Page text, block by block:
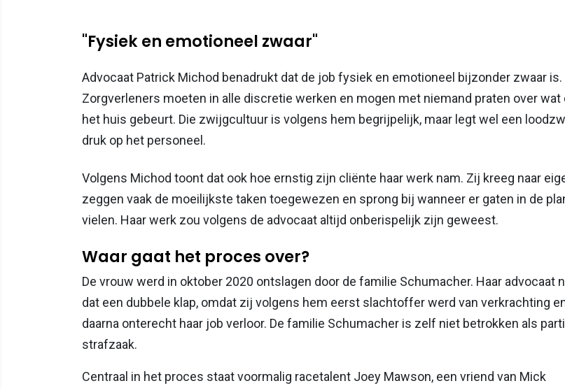
"Fysiek en emotioneel zwaar"
Advocaat Patrick Michod benadrukt dat de job fysiek en emotioneel bijzonder zwaar is.
Zorgverleners moeten in alle discretie werken en mogen met niemand praten over wat
het huis gebeurt. Die zwijgcultuur is volgens hem begrijpelijk, maar legt wel een
druk op het personeel.
Volgens Michod toont dat ook hoe ernstig zijn cliënte haar werk nam. Zij kreeg naar
zeggen vaak de moeilijkste taken toegewezen en sprong bij wanneer er gaten in de
vielen. Haar werk zou volgens de advocaat altijd onberispelijk zijn geweest.
Waar gaat het proces over?
De vrouw werd in oktober 2020 ontslagen door de familie Schumacher. Haar advocaat
dat een dubbele klap, omdat zij volgens hem eerst slachtoffer werd van verkrachting
daarna onterecht haar job verloor. De familie Schumacher is zelf niet betrokken als
strafzaak.
Centraal in het proces staat voormalig racetalent Joey Mawson, een vriend van Mick